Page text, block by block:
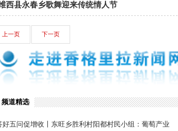
西县永春乡歌舞迎来传统情人节
上一页 下一页
频道精选
好五问促增收丨东旺乡胜利村阳都村民小组：葡萄产业